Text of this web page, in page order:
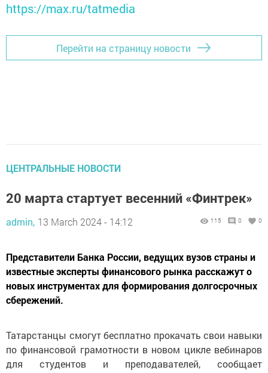
https://max.ru/tatmedia
Перейти на страницу новости
ЦЕНТРАЛЬНЫЕ НОВОСТИ
20 марта стартует весенний «Финтрек»
admin, 13 March 2024 - 14:12 115 0 0
Представители Банка России, ведущих вузов страны и
известные эксперты финансового рынка расскажут о
новых инструментах для формирования долгосрочных
сбережений.
Татарстанцы смогут бесплатно прокачать свои навыки
по финансовой грамотности в новом цикле вебинаров
для студентов и преподавателей, сообщает